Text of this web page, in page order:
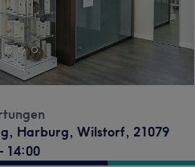
Harburg, Wilstorf, 21079
14:00